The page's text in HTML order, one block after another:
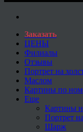
Заказать
ЦЕНЫ
Филиалы
Отзывы
Портрет на
Маслом
Картины по
Еще
Картины
Портрет
Шарж